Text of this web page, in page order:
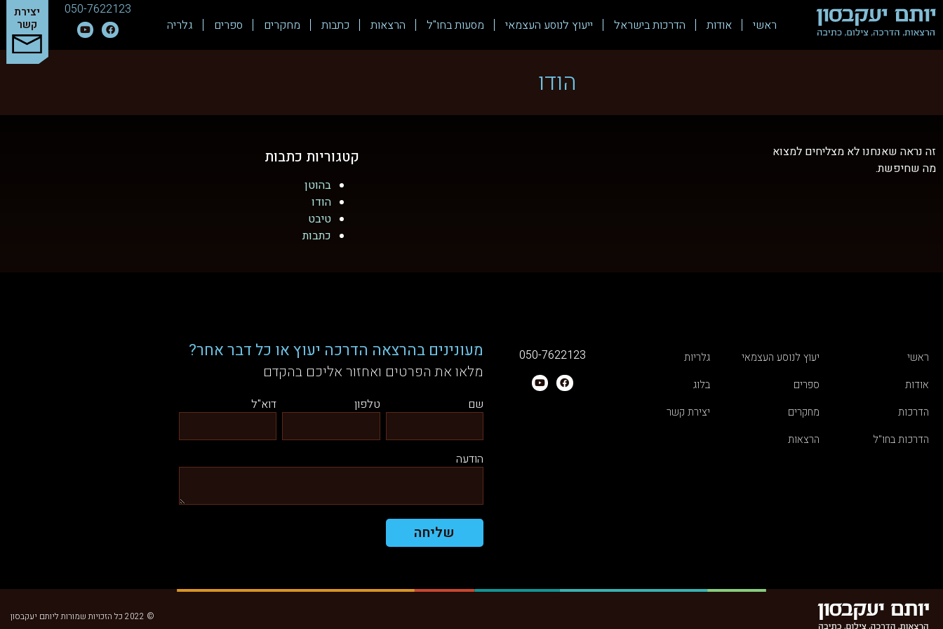
ראשי אודות הדרכות בישראל ייעוץ לנוסע העצמאי מסעות בחו"ל הרצאות כתבות מחקרים ספרים גלריה
050-7622123
יצירת
קשר
הודו
זה נראה שאנחנו לא מצליחים למצוא
מה שחיפשת.
קטגוריות כתבות
בהוטן
הודו
טיבט
כתבות
ראשי
אודות
הדרכות
הדרכות בחו"ל
יעוץ לנוסע העצמאי
ספרים
מחקרים
הרצאות
גלריות
בלוג
יצירת קשר
050-7622123 מעונינים בהרצאה הדרכה יעוץ או כל דבר אחר?
מלאו את הפרטים ואחזור אליכם בהקדם
שם טלפון דוא"ל
הודעה
שליחה
© 2022 כל הזכויות שמורות ליותם יעקבסון